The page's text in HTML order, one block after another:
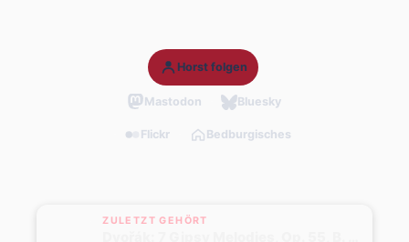
Horst folgen
Mastodon Bluesky
Flickr Bedburgisches
ZULETZT GEHÖRT